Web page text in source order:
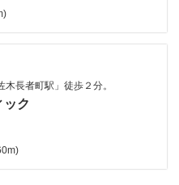
長者町駅」徒歩２分。
ック